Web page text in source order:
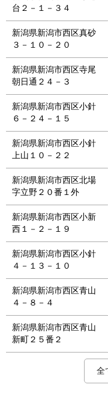
台２－１－３４
新潟県新潟市西区真砂
３－１０－２０
新潟県新潟市西区寺尾
朝日通２４－３
新潟県新潟市西区小針
６－２４－１５
新潟県新潟市西区小針
上山１０－２２
新潟県新潟市西区北場
字立野２０番１外
新潟県新潟市西区小新
西１－２－１９
新潟県新潟市西区小針
４－１３－１０
新潟県新潟市西区青山
４－８－４
新潟県新潟市西区青山
新町２５番２
全